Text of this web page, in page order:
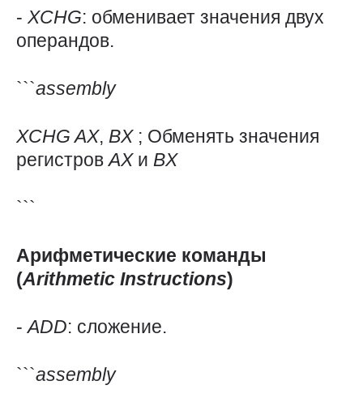
- XCHG: обменивает значения двух
операндов.
```assembly
XCHGAX, BX ; Обменять значения
регистровAX и BX
```
Арифметические команды
(Arithmetic Instructions)
-ADD: сложение.
```assembly